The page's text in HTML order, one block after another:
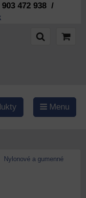
903 472 938 /
Menu
Nylonové a gumenné